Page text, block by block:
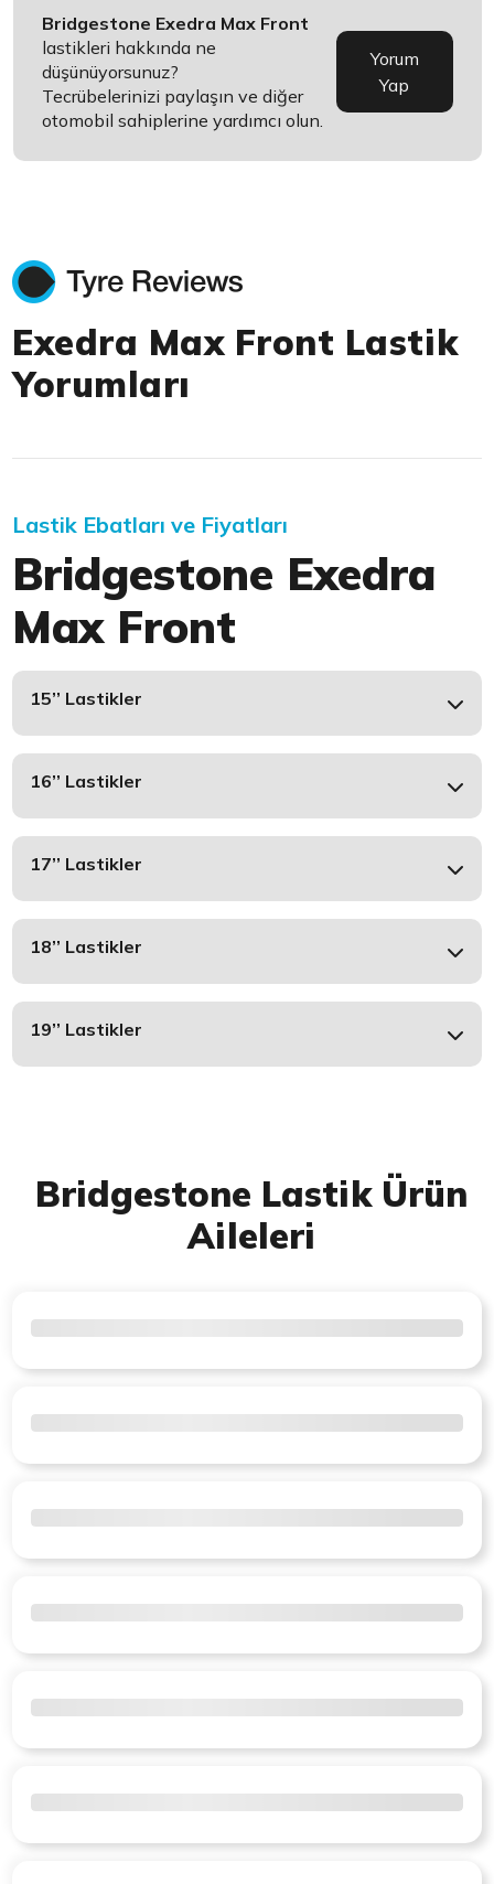
Bridgestone Exedra Max Front
lastikleri hakkında ne
düşünüyorsunuz?
Tecrübelerinizi paylaşın ve diğer
otomobil sahiplerine yardımcı olun.
Yorum
Yap
Exedra Max Front Lastik
Yorumları
Lastik Ebatları ve Fiyatları
Bridgestone Exedra
Max Front
15’’ Lastikler
16’’ Lastikler
17’’ Lastikler
18’’ Lastikler
19’’ Lastikler
Bridgestone Lastik Ürün
Aileleri